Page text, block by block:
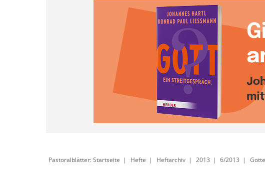
Pastoralblätter: Startseite Hefte Heftarchiv 2013 6/2013